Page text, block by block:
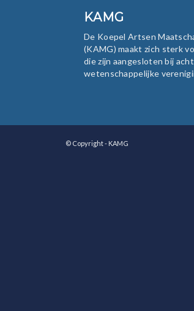
KAMG
De Koepel Artsen
(KAMG) maakt zich sterk
die zijn aangesloten bij acht
wetenschappelijke
© Copyright - KAMG